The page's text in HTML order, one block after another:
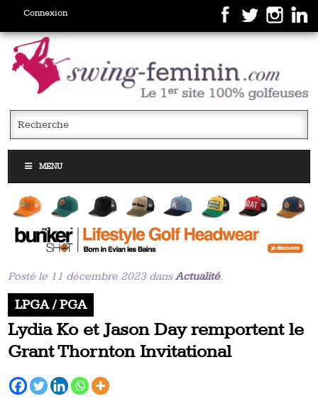
Connexion
MENU
Posté le 11 décembre 2023 dansActualité.
LPGA / PGA
Lydia Ko et Jason Day remportent le
Grant Thornton Invitational